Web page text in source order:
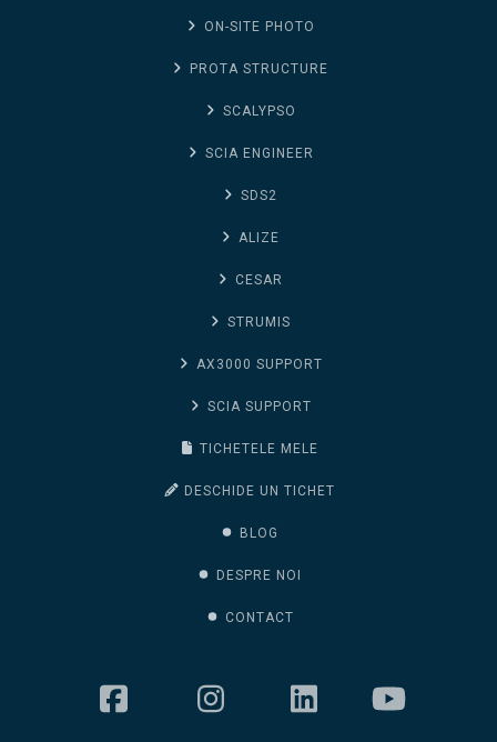
ON-SITE PHOTO
PROTA STRUCTURE
SCALYPSO
SCIA ENGINEER
SDS2
ALIZE
CESAR
STRUMIS
AX3000 SUPPORT
SCIA SUPPORT
TICHETELE MELE
DESCHIDE UN TICHET
BLOG
DESPRE NOI
CONTACT